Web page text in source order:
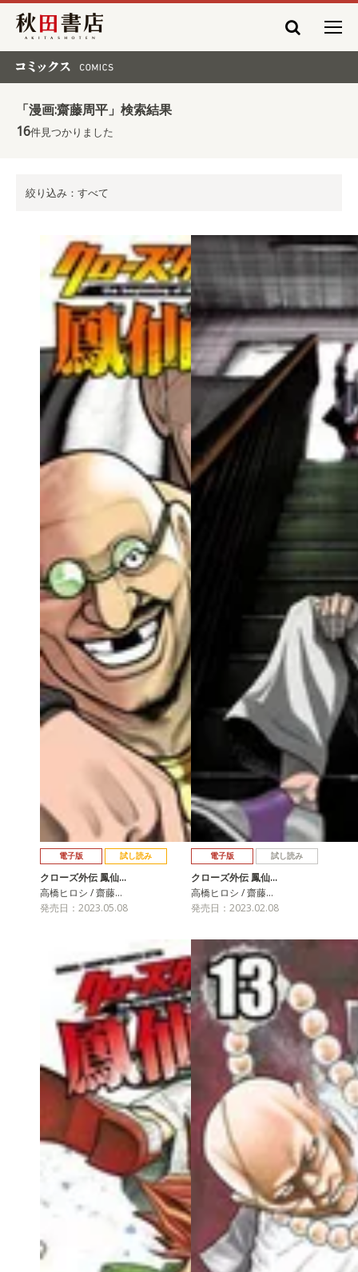
秋田書店
「漫画:齋藤周平」検索結果
16件見つかりました
絞り込み：すべて
電子版 試し読み
クローズ外伝 鳳仙…
高橋ヒロシ / 齋藤…
発売日：2023.05.08
電子版 試し読み
クローズ外伝 鳳仙…
高橋ヒロシ / 齋藤…
発売日：2023.02.08